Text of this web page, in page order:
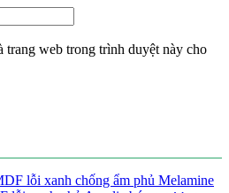
trang web trong trình duyệt này cho
lỗi xanh chống ẩm phủ Melamine